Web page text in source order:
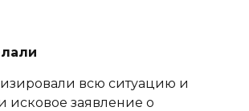
всю ситуацию и
исковое заявление о